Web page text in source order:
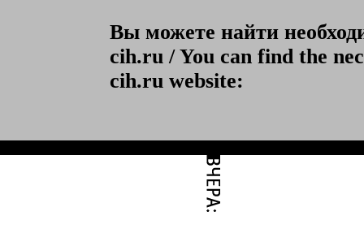
Вы можете найти
cih.ru / You can find the
cih.ru website: